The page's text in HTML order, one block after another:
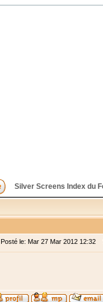
Silver Screens Index du
Posté le: Mar 27 Mar 2012 12:32